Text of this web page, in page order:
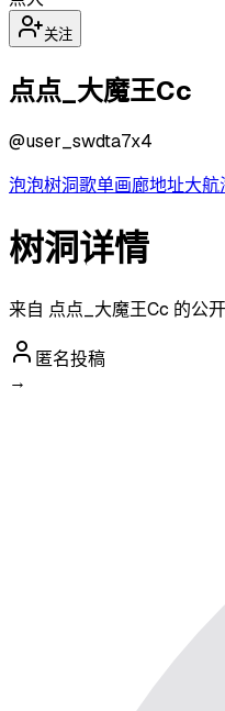
关注
点点_大魔王Cc
@user_swdta7x4
泡泡树洞歌单画廊地址大航
树洞详情
来自 点点_大魔王Cc 的公
匿名投稿
→